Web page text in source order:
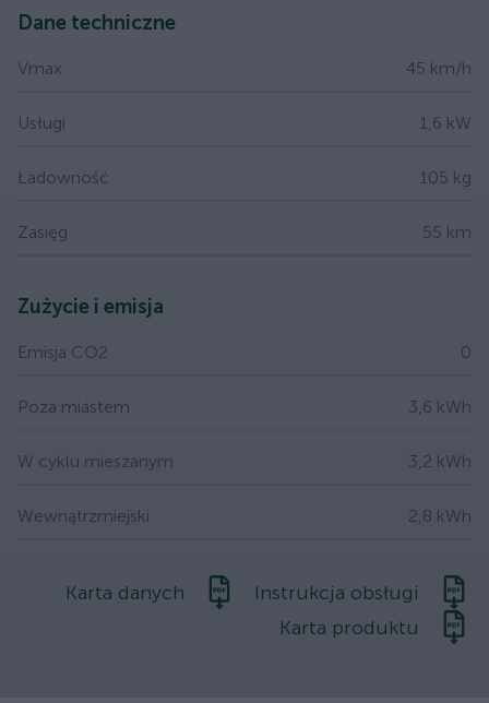
Dane techniczne
Vmax 45 km/h
Usługi 1,6 kW
Ładowność 105 kg
Zasięg 55 km
Zużycie i emisja
Emisja CO2 0
Poza miastem 3,6 kWh
W cyklu mieszanym 3,2 kWh
Wewnątrzmiejski 2,8 kWh
Karta danych
Instrukcja obsługi
Karta produktu